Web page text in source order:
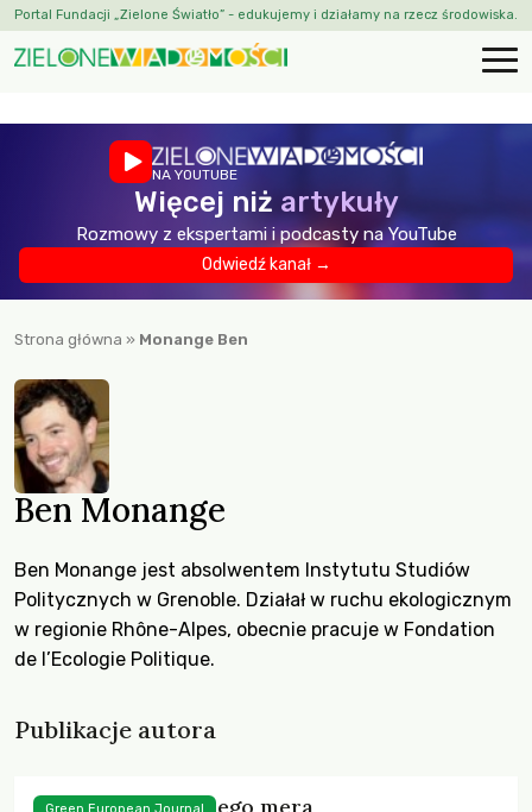
Portal Fundacji „Zielone Światło” - edukujemy i działamy na rzecz środowiska.
NA YOUTUBE
Więcej niż artykuły
Rozmowy z ekspertami i podcasty na YouTube
Odwiedź kanał →
Strona główna » Monange Ben
Ben Monange
Ben Monange jest absolwentem Instytutu Studiów
Politycznych w Grenoble. Działał w ruchu ekologicznym
w regionie Rhône-Alpes, obecnie pracuje w Fondation
de l’Ecologie Politique.
Publikacje autora
Green European Journal